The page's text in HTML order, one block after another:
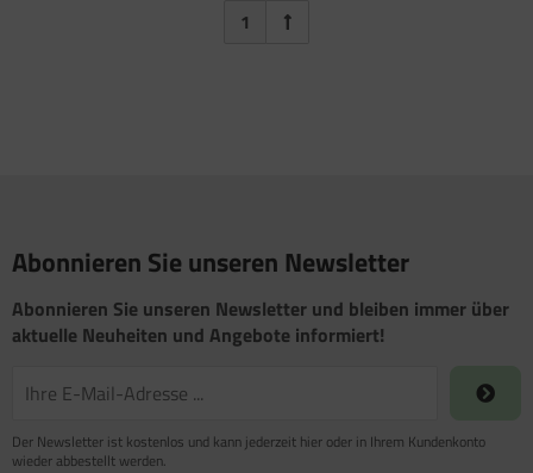
1
Abonnieren Sie unseren Newsletter
Abonnieren Sie unseren Newsletter und bleiben immer über
aktuelle Neuheiten und Angebote informiert!
Der Newsletter ist kostenlos und kann jederzeit hier oder in Ihrem Kundenkonto
wieder abbestellt werden.